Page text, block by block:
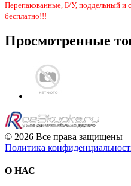
Перепакованные, Б/У, поддельный и
бесплатно!!!
Просмотренные
© 2026 Все права защищены
Политика
О НАС